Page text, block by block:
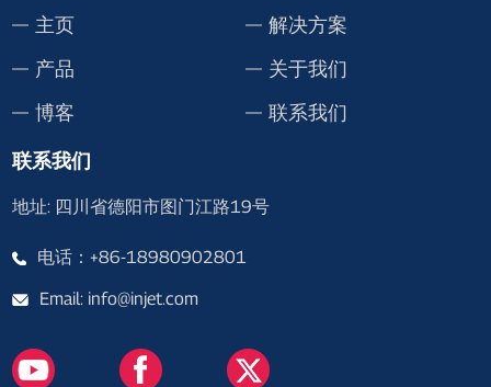
主页
解决方案
产品
关于我们
博客
联系我们
联系我们
地址: 四川省德阳市图门江路19号
电话：+86-18980902801
Email: info@injet.com